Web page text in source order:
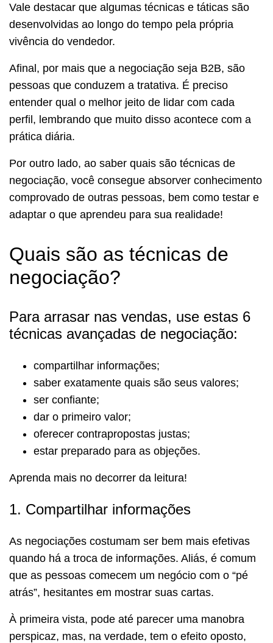
Vale destacar que algumas técnicas e táticas são
desenvolvidas ao longo do tempo pela própria
vivência do vendedor.
Afinal, por mais que a negociação seja B2B, são
pessoas que conduzem a tratativa. É preciso
entender qual o melhor jeito de lidar com cada
perfil, lembrando que muito disso acontece com a
prática diária.
Por outro lado, ao saber quais são técnicas de
negociação, você consegue absorver conhecimento
comprovado de outras pessoas, bem como testar e
adaptar o que aprendeu para sua realidade!
Quais são as técnicas de
negociação?
Para arrasar nas vendas, use estas 6
técnicas avançadas de negociação:
compartilhar informações;
saber exatamente quais são seus valores;
ser confiante;
dar o primeiro valor;
oferecer contrapropostas justas;
estar preparado para as objeções.
Aprenda mais no decorrer da leitura!
1. Compartilhar informações
As negociações costumam ser bem mais efetivas
quando há a troca de informações. Aliás, é comum
que as pessoas comecem um negócio com o “pé
atrás”, hesitantes em mostrar suas cartas.
À primeira vista, pode até parecer uma manobra
perspicaz, mas, na verdade, tem o efeito oposto,